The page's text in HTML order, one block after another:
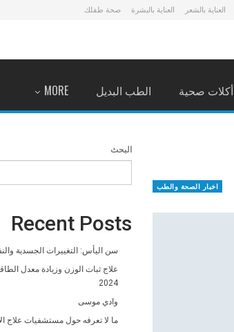
العناية بالشعر العناية بالبشرة صحة طفلك
أكلات صحية الطب البديل MORE
اخبار الصحة والطب
البحث
Recent Posts
سن اليأس: التغييرات الجسدية
علاج ثبات الوزن وزيادة معدل
2024
وادي موسى
ما لا تعرفه حول مستشفيات علاج